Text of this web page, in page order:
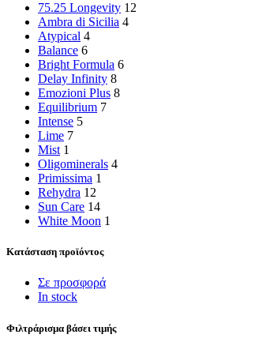
75.25 Longevity 12
Ambra di Sicilia 4
Atypical 4
Balance 6
Bright Formula 6
Delay Infinity 8
Emozioni Plus 8
Equilibrium 7
Intense 5
Lime 7
Mist 1
Oligominerals 4
Primissima 1
Rehydra 12
Sun Care 14
White Moon 1
Κατάσταση προϊόντος
Σε προσφορά
In stock
Φιλτράρισμα βάσει τιμής